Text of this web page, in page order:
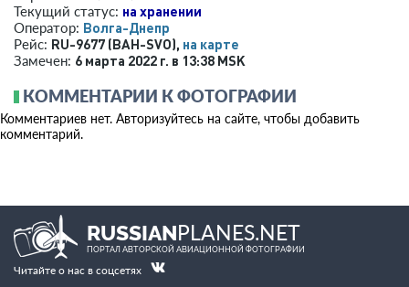
Текущий статус: на хранении
Оператор: Волга-Днепр
Рейс: RU-9677 (BAH-SVO), на карте
Замечен: 6 марта 2022 г. в 13:38 MSK
КОММЕНТАРИИ К ФОТОГРАФИИ
Комментариев нет. Авторизуйтесь на сайте, чтобы добавить
комментарий.
RUSSIANPLANES.NET
ПОРТАЛ АВТОРСКОЙ АВИАЦИОННОЙ ФОТОГРАФИИ
Читайте о нас в соцсетях